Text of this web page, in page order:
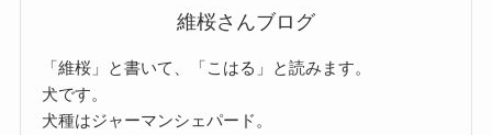
維桜さんブログ
「維桜」と書いて、「こはる」と読みます。
犬です。
犬種はジャーマンシェパード。